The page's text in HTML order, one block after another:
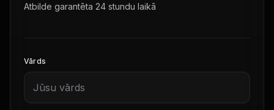
Atbilde garantēta 24 stundu laikā
Vārds